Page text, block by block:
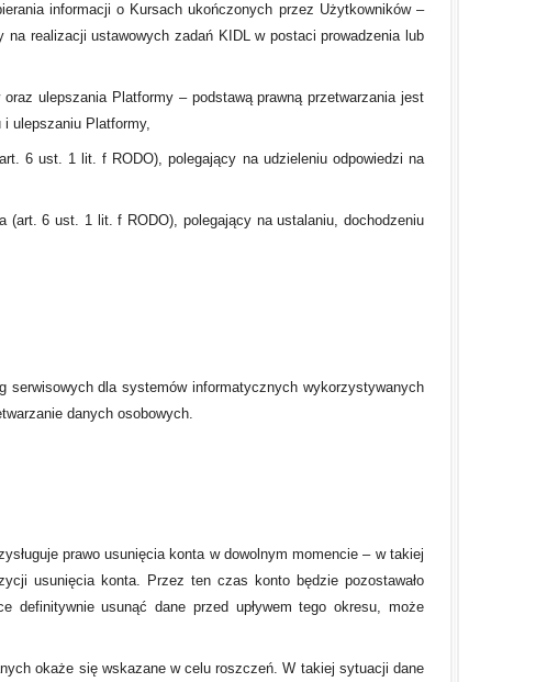
informacji o Kursach ukończonych przez Użytkowników –
realizacji ustawowych zadań KIDL w postaci prowadzenia lub
ulepszania Platformy – podstawą prawną przetwarzania jest
ulepszaniu Platformy,
6 ust. 1 lit. f RODO), polegający na udzieleniu odpowiedzi na
(art. 6 ust. 1 lit. f RODO), polegający na ustalaniu, dochodzeniu
serwisowych dla systemów informatycznych wykorzystywanych
danych osobowych.
prawo usunięcia konta w dowolnym momencie – w takiej
usunięcia konta. Przez ten czas konto będzie pozostawało
usunąć dane przed upływem tego okresu, może
okaże się wskazane w celu roszczeń. W takiej sytuacji dane